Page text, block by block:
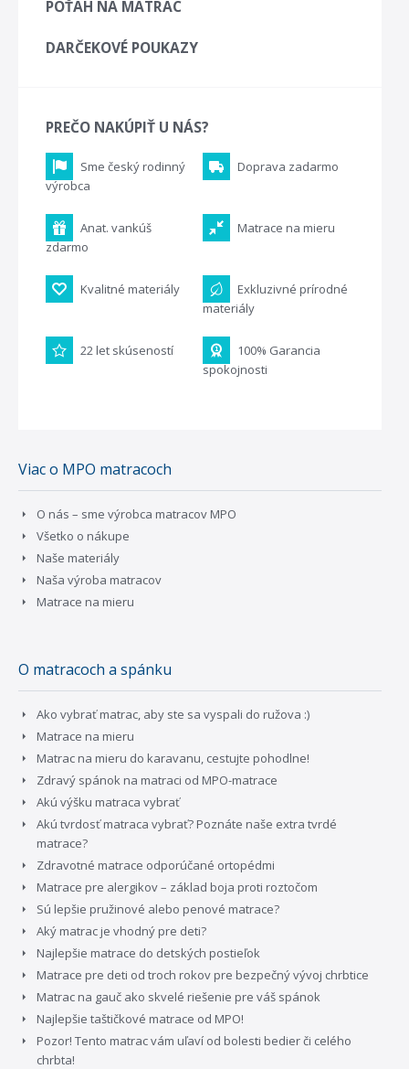
POŤAH NA MATRAC
DARČEKOVÉ POUKAZY
PREČO NAKÚPIŤ U NÁS?
Sme český rodinný
výrobca
Doprava zadarmo
Anat. vankúš
zdarmo
Matrace na mieru
Kvalitné materiály
Exkluzivné prírodné
materiály
22 let skúseností
100% Garancia
spokojnosti
Viac o MPO matracoch
O nás – sme výrobca matracov MPO
Všetko o nákupe
Naše materiály
Naša výroba matracov
Matrace na mieru
O matracoch a spánku
Ako vybrať matrac, aby ste sa vyspali do ružova :)
Matrace na mieru
Matrac na mieru do karavanu, cestujte pohodlne!
Zdravý spánok na matraci od MPO-matrace
Akú výšku matraca vybrať
Akú tvrdosť matraca vybrať? Poznáte naše extra tvrdé
matrace?
Zdravotné matrace odporúčané ortopédmi
Matrace pre alergikov – základ boja proti roztočom
Sú lepšie pružinové alebo penové matrace?
Aký matrac je vhodný pre deti?
Najlepšie matrace do detských postieľok
Matrace pre deti od troch rokov pre bezpečný vývoj chrbtice
Matrac na gauč ako skvelé riešenie pre váš spánok
Najlepšie taštičkové matrace od MPO!
Pozor! Tento matrac vám uľaví od bolesti bedier či celého
chrbta!